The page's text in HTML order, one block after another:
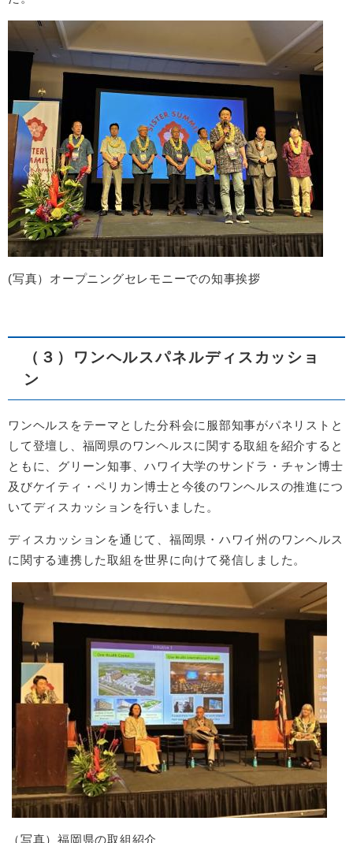
(写真）オープニングセレモニーでの知事挨拶
（３）ワンヘルスパネルディスカッショ
ン
ワンヘルスをテーマとした分科会に服部知事がパネリストと
して登壇し、福岡県のワンヘルスに関する取組を紹介すると
ともに、グリーン知事、ハワイ大学のサンドラ・チャン博士
及びケイティ・ペリカン博士と今後のワンヘルスの推進につ
いてディスカッションを行いました。
ディスカッションを通じて、福岡県・ハワイ州のワンヘルス
に関する連携した取組を世界に向けて発信しました。
（写真）福岡県の取組紹介